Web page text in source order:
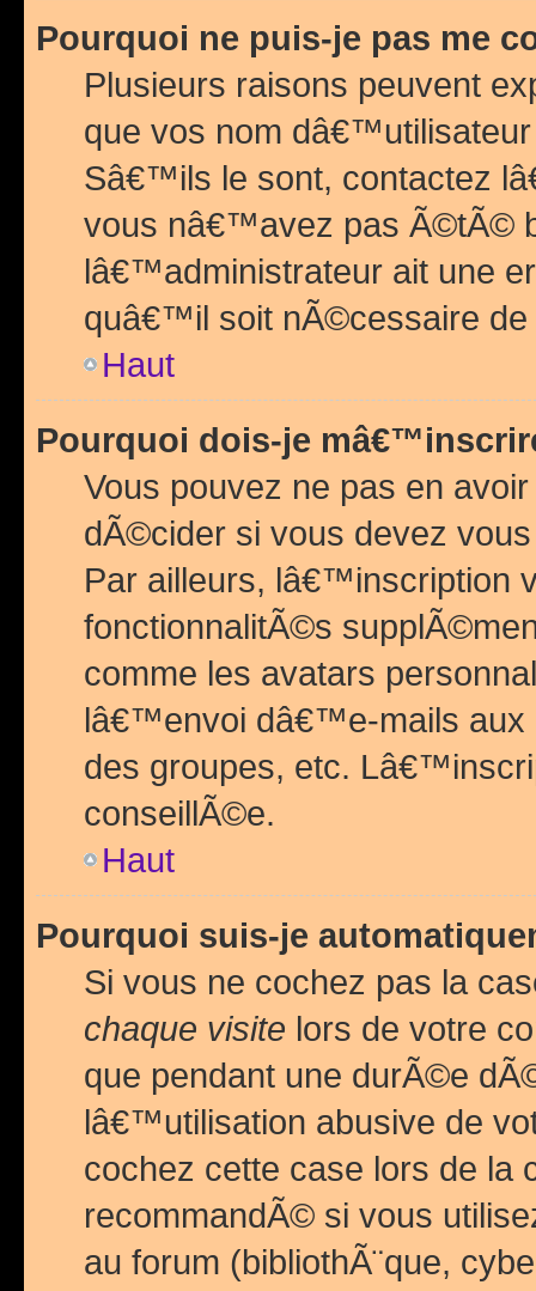
Pourquoi ne puis-je pas me
Plusieurs raisons peuvent
que vos nom
Sâ€™ils le sont, contactez
vous nâ€™avez pas Ã©tÃ©
lâ€™administrateur ait une
quâ€™il soit nÃ©cessaire de
Haut
Pourquoi dois-je
Vous pouvez ne pas en
dÃ©cider si vous devez
Par ailleurs, lâ€™inscription
fonctionnalitÃ©s
comme les avatars
lâ€™envoi dâ€™e-mails
des groupes, etc.
conseillÃ©e.
Haut
Pourquoi suis-je
Si vous ne cochez pas la
chaque visite lors de votre
que pendant une durÃ©e
lâ€™utilisation abusive de
cochez cette case lors de
recommandÃ© si vous
au forum (bibliothÃ¨que,